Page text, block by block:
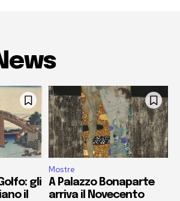
gli
il
Mostre
A Palazzo Bonaparte
arriva il Novecento